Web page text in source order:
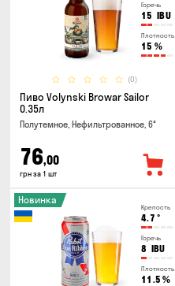
Горечь
15 IBU
Плотность
15 %
(0)
Пиво Volynski Browar Sailor
0.35л
Полутемное, Нефильтрованное, 6°
76,00
грн за 1 шт
Крепость
4.7 °
Горечь
8 IBU
Плотность
11.5 %
Новинка